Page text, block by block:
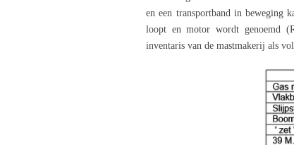
en een transportband in beweging
loopt en motor wordt genoemd
inventaris van de mastmakerij als